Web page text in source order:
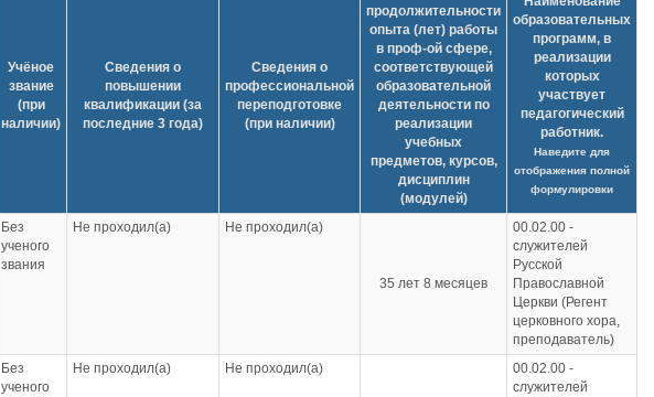
Учёное
звание
(при
наличии)
Сведения о
повышении
квалификации (за
последние 3 года)
Сведения о
профессиональной
переподготовке
(при наличии)
продолжительности
опыта (лет) работы
в проф-ой сфере,
соответствующей
образовательной
деятельности по
реализации
учебных
предметов, курсов,
дисциплин
(модулей)
образовательных
программ, в
реализации
которых
участвует
педагогический
работник.
Наведите для
отображения полной
формулировки
Без
ученого
звания
Не проходил(а) Не проходил(а)
35 лет 8 месяцев
00.02.00 -
служителей
Русской
Православной
Церкви (Регент
церковного хора,
преподаватель)
Без
ученого
Не проходил(а) Не проходил(а)
00.02.00 -
служителей